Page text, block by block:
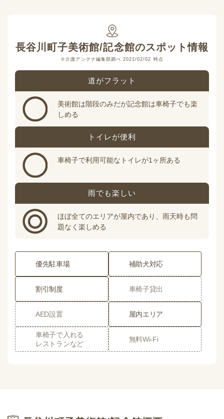
長谷川町子美術館/記念館のスポット情報
※介護アンテナ編集部調べ 2021/02/02 時点
道がフラット
美術館は階段のみだが記念館は車椅子でも楽
しめる
トイレが便利
車椅子で利用可能なトイレが1ヶ所ある
雨でも楽しい
ほぼ全てのエリアが屋内であり、雨天時も問
題なく楽しめる
優先駐車場 補助犬対応
割引制度 車椅子貸出
AED設置 屋内エリア
車椅子で入れる
レストランなど
無料Wi-Fi